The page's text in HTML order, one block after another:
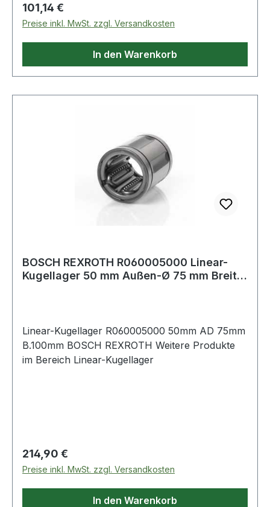
Regulärer Preis:
101,14 €
Preise inkl. MwSt. zzgl. Versandkosten
In den Warenkorb
BOSCH REXROTH R060005000 Linear-
Kugellager 50 mm Außen-Ø 75 mm Breite
Linear-Kugellager R060005000 50mm AD 75mm
B.100mm BOSCH REXROTH Weitere Produkte
im Bereich Linear-Kugellager
Regulärer Preis:
214,90 €
Preise inkl. MwSt. zzgl. Versandkosten
In den Warenkorb